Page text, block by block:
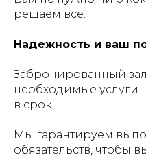
решаем всё.
Надежность и ваш
Забронированный
необходимые услуги
в срок.
Мы гарантируем
обязательств, чтобы